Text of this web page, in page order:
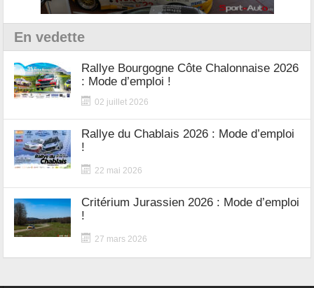
En vedette
Rallye Bourgogne Côte Chalonnaise 2026
: Mode d’emploi !
02 juillet 2026
Rallye du Chablais 2026 : Mode d’emploi
!
22 mai 2026
Critérium Jurassien 2026 : Mode d’emploi
!
27 mars 2026